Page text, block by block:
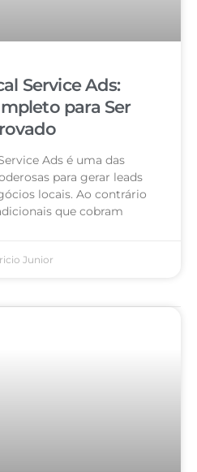
Service Ads:
para Ser
Ads é uma das
para gerar leads
locais. Ao contrário
que cobram
Junior